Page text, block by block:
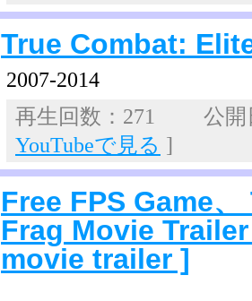
True Combat:
2007-2014
再生回数：271 公
YouTubeで見る ]
Free FPS Game
Frag Movie
movie trailer ]